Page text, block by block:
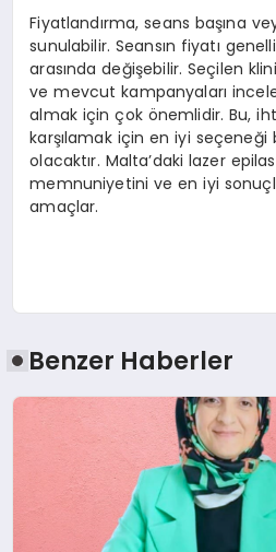
Fiyatlandırma, seans başına
sunulabilir. Seansın fiyatı
arasında değişebilir. Seçilen
ve mevcut kampanyaları
almak için çok önemlidir. Bu,
karşılamak için en iyi seçeneği
olacaktır. Malta’daki lazer
memnuniyetini ve en iyi
amaçlar.
Benzer Haberler